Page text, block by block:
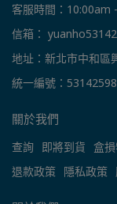
客服時間：10:00am
信箱：
地址：新北市中和區
統一編號：53142598
關於我們
查詢 即將到貨 盒
退款政策 隱私政策